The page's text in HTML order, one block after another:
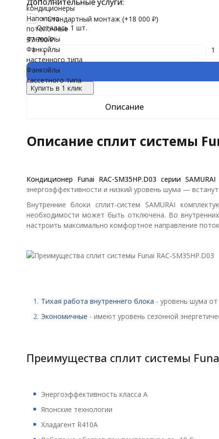
кондиционеры
Напольно
потолочные
Фанкойлы
Фанкойлы
настенного типа
Фанкойлы
кассетного типа
+ Стандартный монтаж (+18 000 ₽)
Осталась 1 шт.
37 790₽
1
1
Купить в 1 клик
Описание
Описание сплит системы
Кондиционер Funai RAC-SM35HP.D03 серии
энергоэффективности и низкий уровень шума —
Внутренние блоки сплит-систем SAMURAI
необходимости может быть отключена. Во
настроить максимально комфортное направление
Тихая работа внутреннего блока - уровень шума от
Экономичные - имеют уровень сезонной
Преимущества сплит системы
Энергоэффективность класса А
Японские технологии
Хладагент R410А